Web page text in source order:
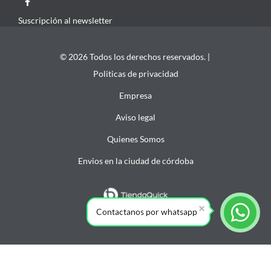
Suscripción al newsletter
© 2026 Todos los derechos reservados. |
Politicas de privacidad
Empresa
Aviso legal
Quienes Somos
Envios en la ciudad de córdoba
Contactanos por whatsapp